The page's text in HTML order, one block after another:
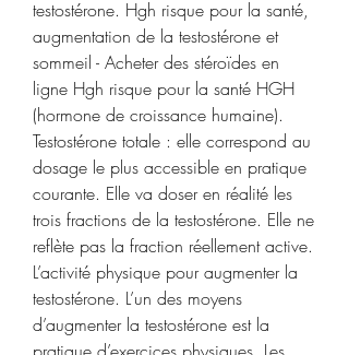
testostérone. Hgh risque pour la santé,
augmentation de la testostérone et
sommeil - Acheter des stéroïdes en
ligne Hgh risque pour la santé HGH
(hormone de croissance humaine).
Testostérone totale : elle correspond au
dosage le plus accessible en pratique
courante. Elle va doser en réalité les
trois fractions de la testostérone. Elle ne
reflète pas la fraction réellement active.
L’activité physique pour augmenter la
testostérone. L’un des moyens
d’augmenter la testostérone est la